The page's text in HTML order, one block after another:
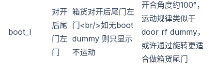
boot_l
对开
后尾
门左
门
箱货对开后尾门左
门<br/>如无boot
dummy 则只显示
不运动
开合角度约100°，
运动规律类似于
door rf dummy，
或许通过旋转更适
合做箱货尾门